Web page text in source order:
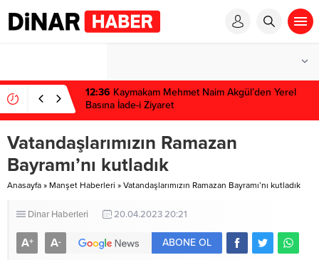
12:36 Kaymakam Mehmet Naim Akgül’den Yerel
Basına İade-i Ziyaret
Vatandaşlarımızın Ramazan
Bayramı’nı kutladık
Anasayfa » Manşet Haberleri » Vatandaşlarımızın Ramazan Bayramı’nı kutladık
Dinar Haberleri 20.04.2023 20:21
A+ A- ABONE OL